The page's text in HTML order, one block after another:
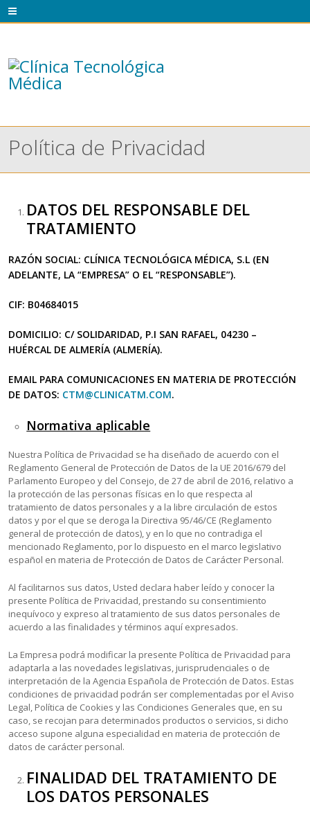
Política de Privacidad
DATOS DEL RESPONSABLE DEL
TRATAMIENTO
RAZÓN SOCIAL: CLÍNICA TECNOLÓGICA MÉDICA, S.L (EN
ADELANTE, LA “EMPRESA” O EL “RESPONSABLE”).
CIF: B04684015
DOMICILIO: C/ SOLIDARIDAD, P.I SAN RAFAEL, 04230 –
HUÉRCAL DE ALMERÍA (ALMERÍA).
EMAIL PARA COMUNICACIONES EN MATERIA DE PROTECCIÓN
DE DATOS: CTM@CLINICATM.COM.
Normativa aplicable
Nuestra Política de Privacidad se ha diseñado de acuerdo con el
Reglamento General de Protección de Datos de la UE 2016/679 del
Parlamento Europeo y del Consejo, de 27 de abril de 2016, relativo a
la protección de las personas físicas en lo que respecta al
tratamiento de datos personales y a la libre circulación de estos
datos y por el que se deroga la Directiva 95/46/CE (Reglamento
general de protección de datos), y en lo que no contradiga el
mencionado Reglamento, por lo dispuesto en el marco legislativo
español en materia de Protección de Datos de Carácter Personal.
Al facilitarnos sus datos, Usted declara haber leído y conocer la
presente Política de Privacidad, prestando su consentimiento
inequívoco y expreso al tratamiento de sus datos personales de
acuerdo a las finalidades y términos aquí expresados.
La Empresa podrá modificar la presente Política de Privacidad para
adaptarla a las novedades legislativas, jurisprudenciales o de
interpretación de la Agencia Española de Protección de Datos. Estas
condiciones de privacidad podrán ser complementadas por el Aviso
Legal, Política de Cookies y las Condiciones Generales que, en su
caso, se recojan para determinados productos o servicios, si dicho
acceso supone alguna especialidad en materia de protección de
datos de carácter personal.
FINALIDAD DEL TRATAMIENTO DE
LOS DATOS PERSONALES